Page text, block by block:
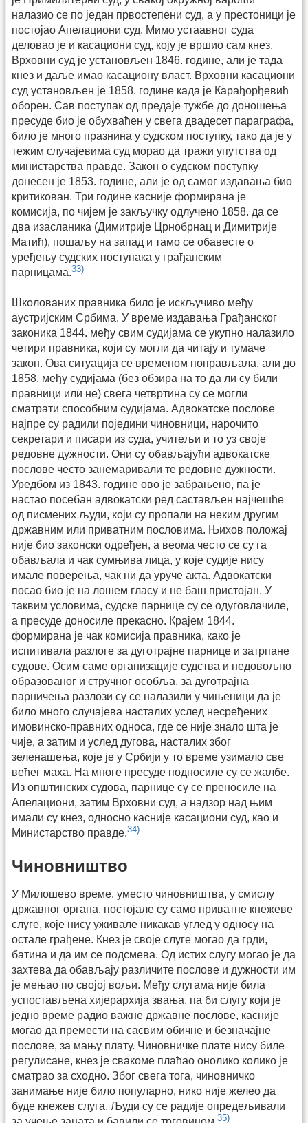
налазио се по један првостепени суд, а у престоници је
постојао Апелациони суд. Мимо устаавног суда
деловао је и касациони суд, коју је вршио сам кнез.
Врховни суд је установљен 1846. године, али је тада
кнез и даље имао касациону власт. Врховни касациони
суд установљен је 1858. године када је Карађорђевић
оборен. Сав поступак од предаје тужбе до доношења
пресуде био је обухваћен у свега двадесет параграфа,
било је много празнина у судском поступку, тако да је у
тежим случајевима суд морао да тражи упутства од
министарства правде. Закон о судском поступку
донесен је 1853. године, али је од самог издавања био
критикован. Три године касније формирана је
комисија, по чијем је закључку одлучено 1858. да се
два изасланика (Димитрије Црнобрнац и Димитрије
Матић), пошаљу на запад и тамо се обавесте о
уређењу судских поступака у грађанским
парницама.33)
Школованих правника било је искључиво међу
аустријским Србима. У време издавања Грађанског
законика 1844. међу свим судијама се укупно налазило
четири правника, који су могли да читају и тумаче
закон. Ова ситуација се временом поправљала, али до
1858. међу судијама (без обзира на то да ли су били
правници или не) свега четвртина су се могли
сматрати способним судијама. Адвокатске послове
најпре су радили поједини чиновници, нарочито
секретари и писари из суда, учитељи и то уз своје
редовне дужности. Они су обављајући адвокатске
послове често занемаривали те редовне дужности.
Уредбом из 1843. године ово је забрањено, па је
настао посебан адвокатски ред састављен најчешће
од писмених људи, који су пропали на неким другим
државним или приватним пословима. Њихов положај
није био законски одређен, а веома често се су га
обављала и чак сумњива лица, у које судије нису
имале поверења, чак ни да уруче акта. Адвокатски
посао био је на лошем гласу и не баш пристојан. У
таквим условима, судске парнице су се одуговлачиле,
а пресуде доносиле прекасно. Крајем 1844.
формирана је чак комисија правника, како је
испитивала разлоге за дуготрајне парнице и затрпане
судове. Осим саме организације судства и недовољно
образованог и стручног особља, за дуготрајна
парничења разлози су се налазили у чињеници да је
било много случајева насталих услед несређених
имовинско-правних односа, где се није знало шта је
чије, а затим и услед дугова, насталих због
зеленашења, које је у Србији у то време узимало све
већег маха. На многе пресуде подносиле су се жалбе.
Из општинских судова, парнице су се преносиле на
Апелациони, затим Врховни суд, а надзор над њим
имали су кнез, односно касније касациони суд, као и
Министарство правде.34)
Чиновништво
У Милошево време, уместо чиновништва, у смислу
државног органа, постојале су само приватне кнежеве
слуге, које нису уживале никакав углед у односу на
остале грађене. Кнез је своје слуге могао да грди,
батина и да им се подсмева. Од истих слугу могао је да
захтева да обављају различите послове и дужности им
је мењао по својој вољи. Међу слугама није била
успостављена хијерархија звања, па би слугу који је
једно време радио важне државне послове, касније
могао да премести на сасвим обичне и безначајне
послове, за мању плату. Чиновничке плате нису биле
регулисане, кнез је свакоме плаћао онолико колико је
сматрао за сходно. Због свега тога, чиновничко
занимање није било популарно, нико није желео да
буде кнежев слуга. Људи су се радије опредељивали
35)